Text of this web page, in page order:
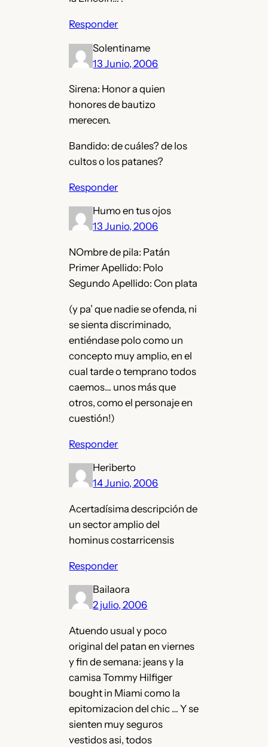
Responder
Solentiname
13 Junio, 2006
Sirena: Honor a quien
honores de bautizo
merecen.
Bandido: de cuáles? de los
cultos o los patanes?
Responder
Humo en tus ojos
13 Junio, 2006
NOmbre de pila: Patán
Primer Apellido: Polo
Segundo Apellido: Con plata
(y pa’ que nadie se ofenda, ni
se sienta discriminado,
entiéndase polo como un
concepto muy amplio, en el
cual tarde o temprano todos
caemos… unos más que
otros, como el personaje en
cuestión!)
Responder
Heriberto
14 Junio, 2006
Acertadísima descripción de
un sector amplio del
hominus costarricensis
Responder
Bailaora
2 julio, 2006
Atuendo usual y poco
original del patan en viernes
y fin de semana: jeans y la
camisa Tommy Hilfiger
bought in Miami como la
epitomizacion del chic … Y se
sienten muy seguros
vestidos asi, todos